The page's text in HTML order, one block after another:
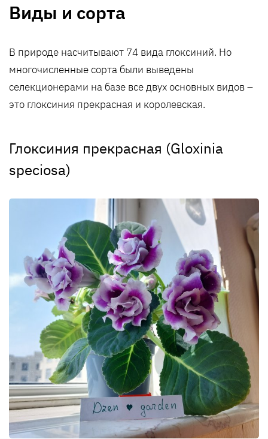
Виды и сорта
В природе насчитывают 74 вида глоксиний. Но
многочисленные сорта были выведены
селекционерами на базе все двух основных видов –
это глоксиния прекрасная и королевская.
Глоксиния прекрасная (Gloxinia
speciosa)